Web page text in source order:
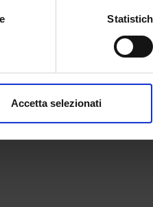
geografica, con
dalla Dichiarazione sui
Accetta selezionati